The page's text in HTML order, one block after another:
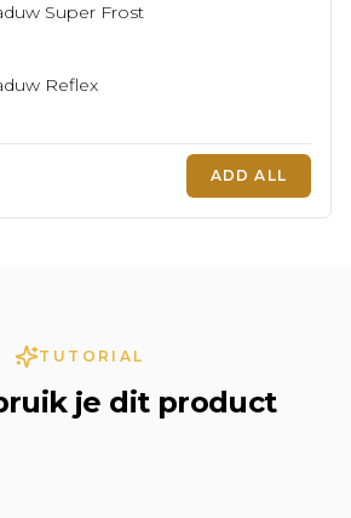
Super Frost
Reflex
ADD ALL
TUTORIAL
je dit product